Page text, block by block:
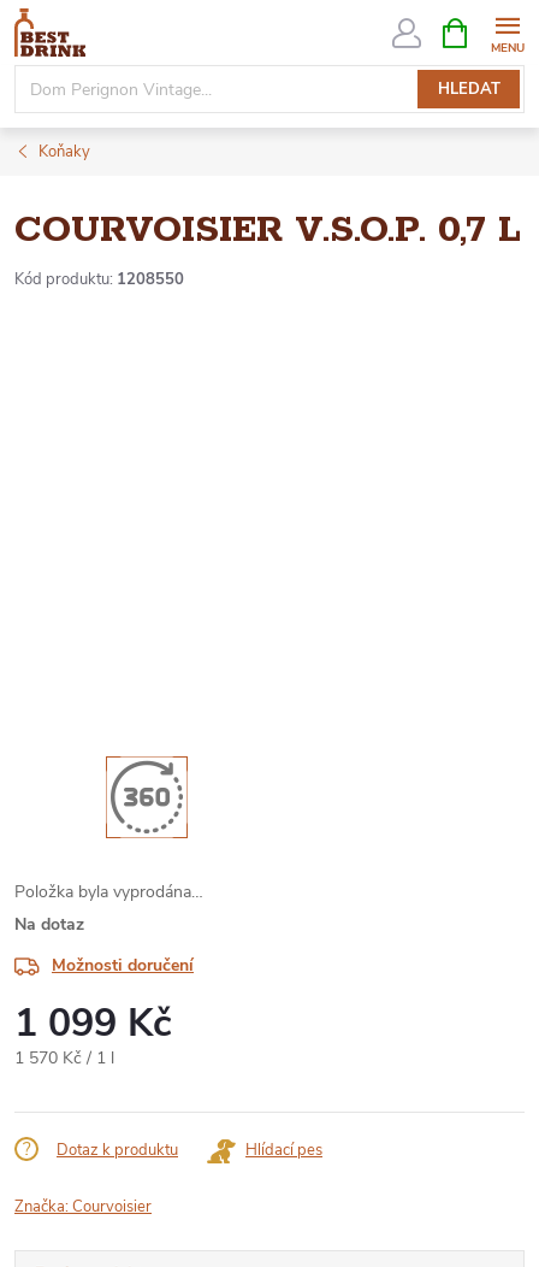
Přejít
obsah
HLEDAT
NÁKUPNÍ
KOŠÍK
Koňaky
COURVOISIER V.S.O.P. 0,7 L
Kód produktu: 1208550
Položka byla vyprodána…
Na dotaz
Možnosti doručení
1 099 Kč
Měrná
1 570 Kč / 1 l
Dotaz k produktu Hlídací pes
Značka:Courvoisier